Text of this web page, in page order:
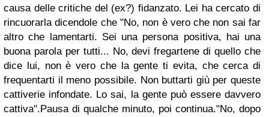
causa delle critiche del (ex?) fidanzato. Lei ha cercato di
rincuorarla dicendole che "No, non è vero che non sai far
altro che lamentarti. Sei una persona positiva, hai una
buona parola per tutti... No, devi fregartene di quello che
dice lui, non è vero che la gente ti evita, che cerca di
frequentarti il meno possibile. Non buttarti giù per queste
cattiverie infondate. Lo sai, la gente può essere davvero
cattiva".Pausa di qualche minuto, poi continua."No, dopo